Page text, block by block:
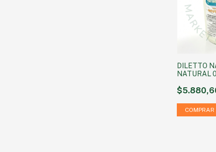
DILETTO
NATURAL